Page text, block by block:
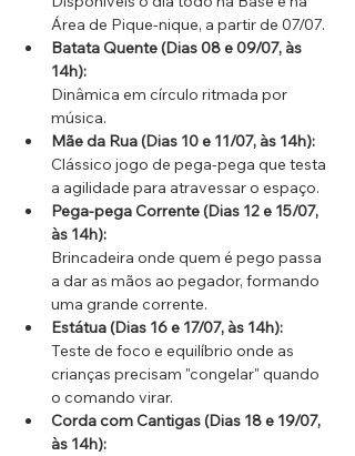
Área de Pique-nique, a partir de 07/07.
Batata Quente (Dias 08 e 09/07, às
14h):
Dinâmica em círculo ritmada por
música.
Mãe da Rua (Dias 10 e 11/07, às 14h):
Clássico jogo de pega-pega que testa
a agilidade para atravessar o espaço.
Pega-pega Corrente (Dias 12 e 15/07,
às 14h):
Brincadeira onde quem é pego passa
a dar as mãos ao pegador, formando
uma grande corrente.
Estátua (Dias 16 e 17/07, às 14h):
Teste de foco e equilíbrio onde as
crianças precisam "congelar" quando
o comando virar.
Corda com Cantigas (Dias 18 e 19/07,
às 14h):